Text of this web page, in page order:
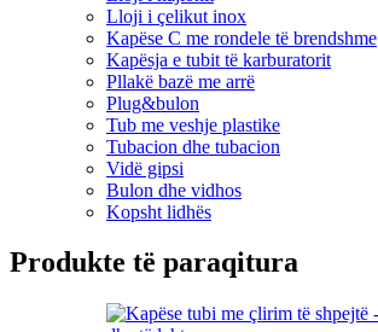
Lloji i çelikut inox
Kapëse C me rondele të brendshme
Kapësja e tubit të karburatorit
Pllakë bazë me arrë
Plug&bulon
Tub me veshje plastike
Tubacion dhe tubacion
Vidë gipsi
Bulon dhe vidhos
Kopsht lidhës
Produkte të paraqitura